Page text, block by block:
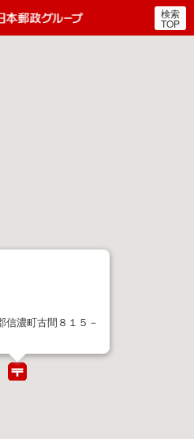
郵便局・日本郵政グルー
検索
TOP
信濃町古間８１５－